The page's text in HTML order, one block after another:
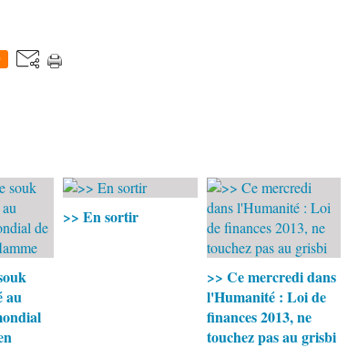
au
>> En sortir
>> Ce mercredi dans
l'Humanité : Loi de
finances 2013, ne
touchez pas au grisbi